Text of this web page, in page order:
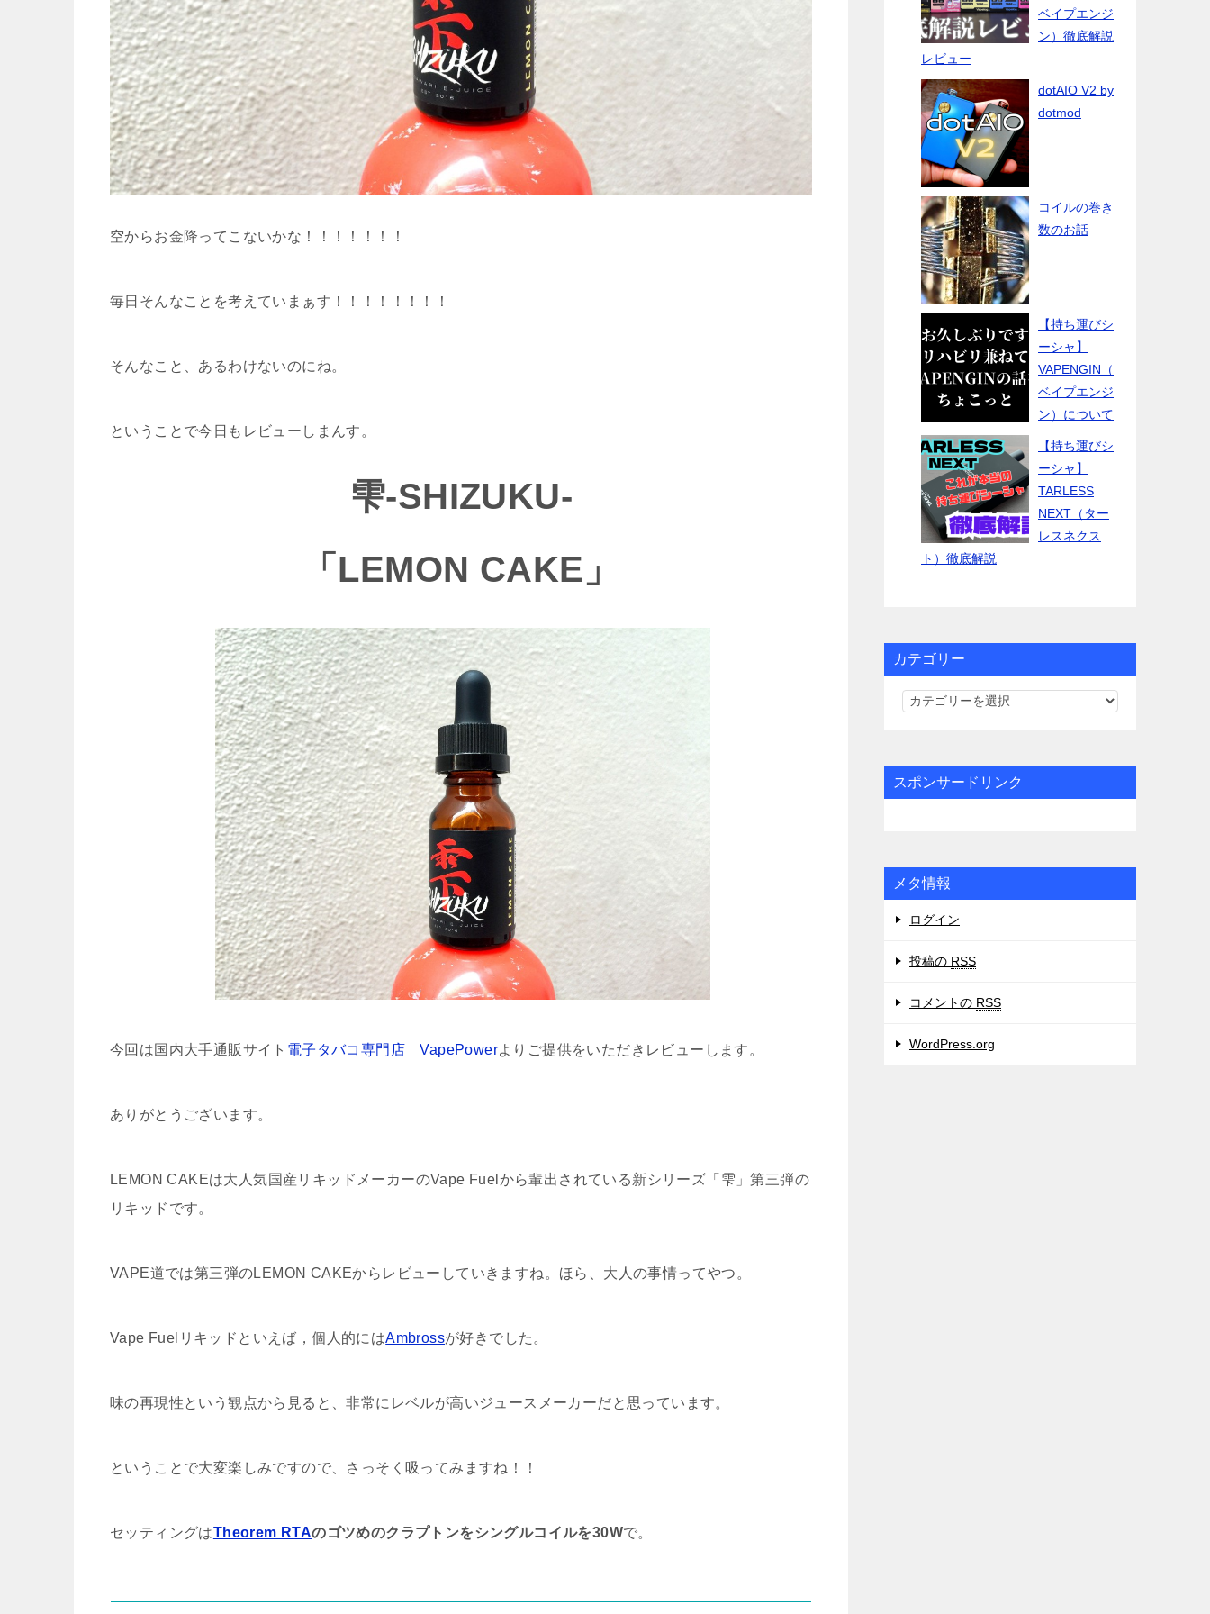
空からお金降ってこないかな！！！！！！！
毎日そんなことを考えていまぁす！！！！！！！！
そんなこと、あるわけないのにね。
ということで今日もレビューしまんす。
雫‐SHIZUKU-
「LEMON CAKE」
今回は国内大手通販サイト 電子タバコ専門店 VapePowerよりご提供をいただきレビューします。
ありがとうございます。
LEMON CAKEは大人気国産リキッドメーカーのVape Fuelから輩出されている新シリーズ「雫」第三弾の
リキッドです。
VAPE道では第三弾のLEMON CAKEからレビューしていきますね。ほら、大人の事情ってやつ。
Vape Fuelリキッドといえば，個人的にはAmbrossが好きでした。
味の再現性という観点から見ると、非常にレベルが高いジュースメーカーだと思っています。
ということで大変楽しみですので、さっそく吸ってみますね！！
セッティングはTheorem RTAのゴツめのクラプトンをシングルコイルを30Wで。
ベイプエンジ
ン）徹底解説
レビュー
dotAIO V2 by
dotmod
コイルの巻き
数のお話
【持ち運びシ
ーシャ】
VAPENGIN（
ベイプエンジ
ン）について
【持ち運びシ
ーシャ】
TARLESS
NEXT（ター
レスネクス
ト）徹底解説
カテゴリー
カ
リ
ー
スポンサードリンク
メタ情報
ログイン
投稿の RSS
コメントの RSS
WordPress.org